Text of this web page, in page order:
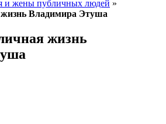
и жены публичных людей »
Владимира Этуша
жизнь